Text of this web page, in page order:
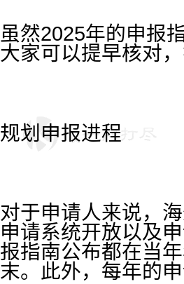
虽然2025年的申报
大家可以提早核对
规划申报进程
对于申请人来说，
申请系统开放以及
报指南公布都在当
末。此外，每年的